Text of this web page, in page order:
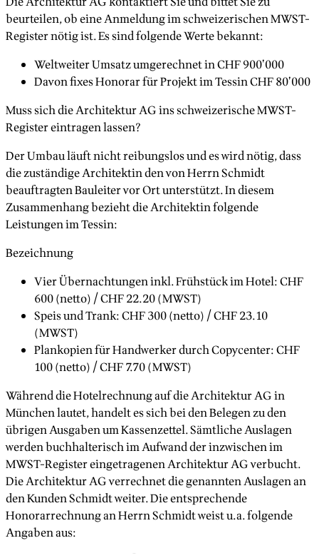
beurteilen, ob eine Anmeldung im schweizerischen MWST-
Register nötig ist. Es sind folgende Werte bekannt:
Weltweiter Umsatz umgerechnet in CHF 900’000
Davon fixes Honorar für Projekt im Tessin CHF 80’000
Muss sich die Architektur AG ins schweizerische MWST-
Register eintragen lassen?
Der Umbau läuft nicht reibungslos und es wird nötig, dass
die zuständige Architektin den von Herrn Schmidt
beauftragten Bauleiter vor Ort unterstützt. In diesem
Zusammenhang bezieht die Architektin folgende
Leistungen im Tessin:
Bezeichnung
Vier Übernachtungen inkl. Frühstück im Hotel: CHF
600 (netto) / CHF 22.20 (MWST)
Speis und Trank: CHF 300 (netto) / CHF 23.10
(MWST)
Plankopien für Handwerker durch Copycenter: CHF
100 (netto) / CHF 7.70 (MWST)
Während die Hotelrechnung auf die Architektur AG in
München lautet, handelt es sich bei den Belegen zu den
übrigen Ausgaben um Kassenzettel. Sämtliche Auslagen
werden buchhalterisch im Aufwand der inzwischen im
MWST-Register eingetragenen Architektur AG verbucht.
Die Architektur AG verrechnet die genannten Auslagen an
den Kunden Schmidt weiter. Die entsprechende
Honorarrechnung an Herrn Schmidt weist u.a. folgende
Angaben aus: